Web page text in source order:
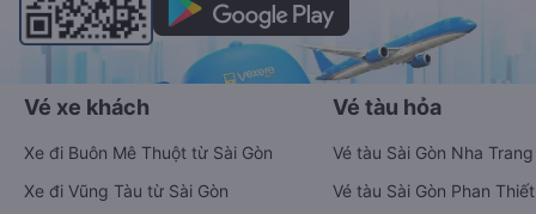
Vé xe khách
Xe đi Buôn Mê Thuột từ Sài Gòn
Xe đi Vũng Tàu từ Sài Gòn
Vé tàu hỏa
Vé tàu Sài Gòn Nha Trang
Vé tàu Sài Gòn Phan Thiết